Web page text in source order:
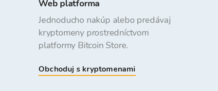
Web platforma
Jednoducho nakúp alebo predávaj
kryptomeny prostredníctvom
platformy Bitcoin Store.
Obchoduj s kryptomenami